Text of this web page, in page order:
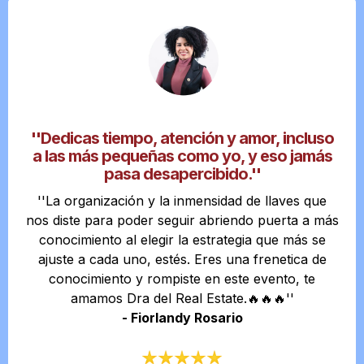
''Dedicas tiempo, atención y amor, incluso
a las más pequeñas como yo, y eso jamás
pasa desapercibido.''
''La organización y la inmensidad de llaves que
nos diste para poder seguir abriendo puerta a más
conocimiento al elegir la estrategia que más se
ajuste a cada uno, estés. Eres una frenetica de
conocimiento y rompiste en este evento, te
amamos Dra del Real Estate.🔥🔥🔥''
- Fiorlandy Rosario